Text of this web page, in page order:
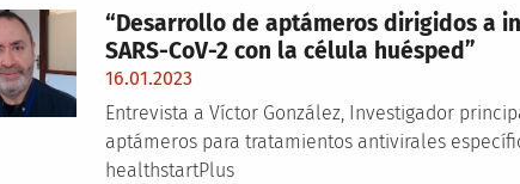
“Desarrollo de aptámeros dirigidos a
SARS-CoV-2 con la célula huésped”
16.01.2023
Entrevista a Víctor González, Investigador
aptámeros para tratamientos antivirales
healthstartPlus